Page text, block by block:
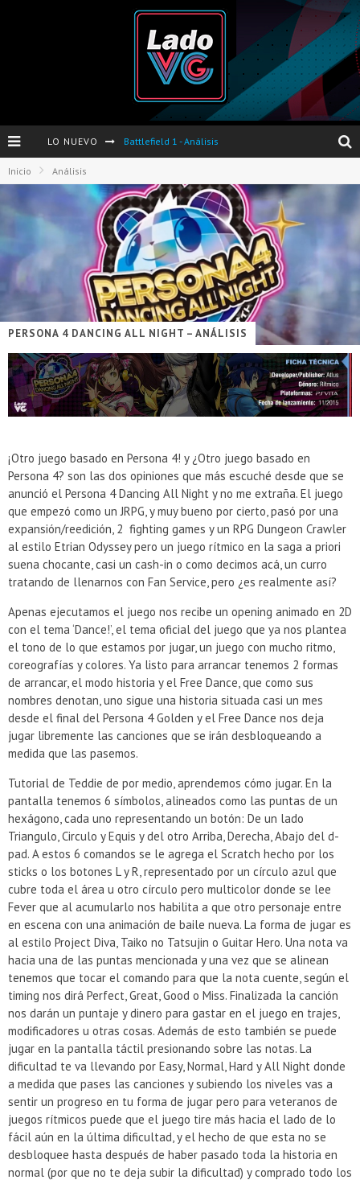
LO NUEVO Battlefield 1 - Análisis
Pro Evolution Soccer 2017 - Análisis
Pausa VG - S04E06 - Nintendo Switch - FIFA/PES - DS III Ashes of Ariandel - Red Dead Redemption 2
Evento de Nvidia en Argentina - Presentación GeForce GTX 1050 y GTX 1050Ti
Opinión sobre The Last of Us y Left Behind
Presentación oficial de Gears Of War 4 en Argentina
Presentacion Watch Dogs 2 en Argentina
Inicio Análisis
PERSONA 4 DANCING ALL NIGHT – ANÁLISIS
¡Otro juego basado en Persona 4! y ¿Otro juego basado en
Persona 4? son las dos opiniones que más escuché desde que se
anunció el Persona 4 Dancing All Night y no me extraña. El juego
que empezó como un JRPG, y muy bueno por cierto, pasó por una
expansión/reedición, 2 fighting games y un RPG Dungeon Crawler
al estilo Etrian Odyssey pero un juego rítmico en la saga a priori
suena chocante, casi un cash-in o como decimos acá, un curro
tratando de llenarnos con Fan Service, pero ¿es realmente así?
Apenas ejecutamos el juego nos recibe un opening animado en 2D
con el tema ‘Dance!’, el tema oficial del juego que ya nos plantea
el tono de lo que estamos por jugar, un juego con mucho ritmo,
coreografías y colores. Ya listo para arrancar tenemos 2 formas
de arrancar, el modo historia y el Free Dance, que como sus
nombres denotan, uno sigue una historia situada casi un mes
desde el final del Persona 4 Golden y el Free Dance nos deja
jugar libremente las canciones que se irán desbloqueando a
medida que las pasemos.
Tutorial de Teddie de por medio, aprendemos cómo jugar. En la
pantalla tenemos 6 símbolos, alineados como las puntas de un
hexágono, cada uno representando un botón: De un lado
Triangulo, Circulo y Equis y del otro Arriba, Derecha, Abajo del d-
pad. A estos 6 comandos se le agrega el Scratch hecho por los
sticks o los botones L y R, representado por un círculo azul que
cubre toda el área u otro círculo pero multicolor donde se lee
Fever que al acumularlo nos habilita a que otro personaje entre
en escena con una animación de baile nueva. La forma de jugar es
al estilo Project Diva, Taiko no Tatsujin o Guitar Hero. Una nota va
hacia una de las puntas mencionada y una vez que se alinean
tenemos que tocar el comando para que la nota cuente, según el
timing nos dirá Perfect, Great, Good o Miss. Finalizada la canción
nos darán un puntaje y dinero para gastar en el juego en trajes,
modificadores u otras cosas. Además de esto también se puede
jugar en la pantalla táctil presionando sobre las notas. La
dificultad te va llevando por Easy, Normal, Hard y All Night donde
a medida que pases las canciones y subiendo los niveles vas a
sentir un progreso en tu forma de jugar pero para veteranos de
juegos rítmicos puede que el juego tire más hacia el lado de lo
fácil aún en la última dificultad, y el hecho de que esta no se
desbloquee hasta después de haber pasado toda la historia en
normal (por que no te deja subir la dificultad) y comprado todo los